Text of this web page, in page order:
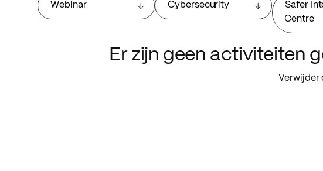
Webinar Cybersecurity
Safer
Centre
Er zijn geen activiteiten
Verwijder